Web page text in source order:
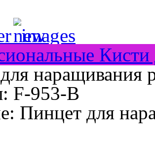
наращивания
F-953-B
Пинцет для